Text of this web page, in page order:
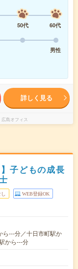
50代
60代
男性
詳しく見る
島オフィス
子どもの成長
WEB登録OK
ら---分／十日市町駅か
から---分